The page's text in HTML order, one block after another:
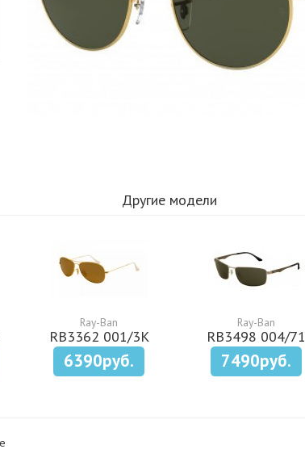
Другие модели
Ray-Ban
RB3362 001/3K
6390руб.
Ray-Ban
RB3498 004/71
7490руб.